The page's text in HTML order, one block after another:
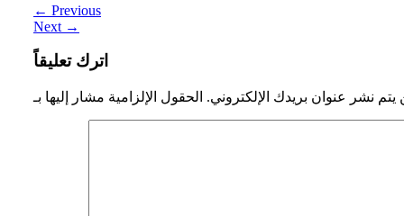
← Previous
Next →
اترك تعليقاً
يتم نشر عنوان بريدك الإلكتروني.